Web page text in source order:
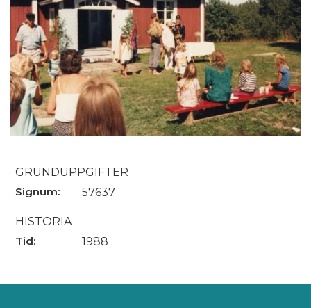
GRUNDUPPGIFTER
Signum: 57637
HISTORIA
Tid: 1988